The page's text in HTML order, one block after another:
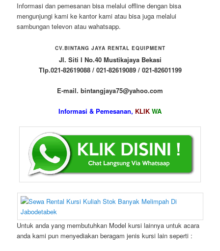
Informasi dan pemesanan bisa melalui offline dengan bisa
mengunjungi kami ke kantor kami atau bisa juga melalui
sambungan televon atau wahatsapp.
CV.BINTANG JAYA RENTAL EQUIPMENT
Jl. Siti I No.40 Mustikajaya Bekasi
Tlp.021-82619088 / 021-82619089 / 021-82601199
E-mail. bintangjaya75@yahoo.com
Informasi & Pemesanan, KLIK WA
Untuk anda yang membutuhkan Model kursi lainnya untuk acara
anda kami pun menyediakan beragam jenis kursi lain seperti :